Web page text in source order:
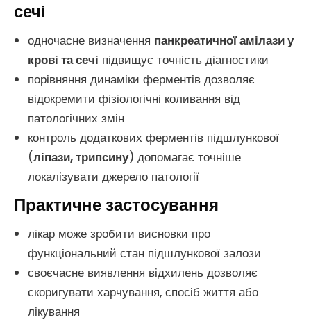
сечі
одночасне визначення панкреатичної амілази у
крові та сечі підвищує точність діагностики
порівняння динаміки ферментів дозволяє
відокремити фізіологічні коливання від
патологічних змін
контроль додаткових ферментів підшлункової
(ліпази, трипсину) допомагає точніше
локалізувати джерело патології
Практичне застосування
лікар може зробити висновки про
функціональний стан підшлункової залози
своєчасне виявлення відхилень дозволяє
скоригувати харчування, спосіб життя або
лікування